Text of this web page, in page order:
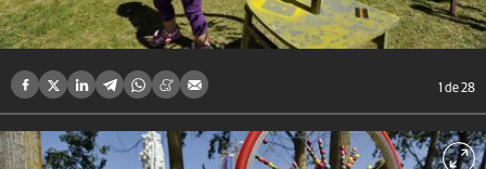
1 de 28